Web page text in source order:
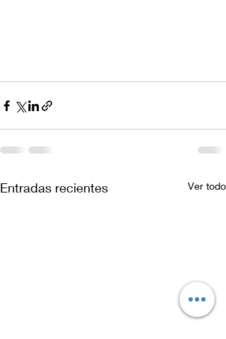
Entradas recientes Ver todo